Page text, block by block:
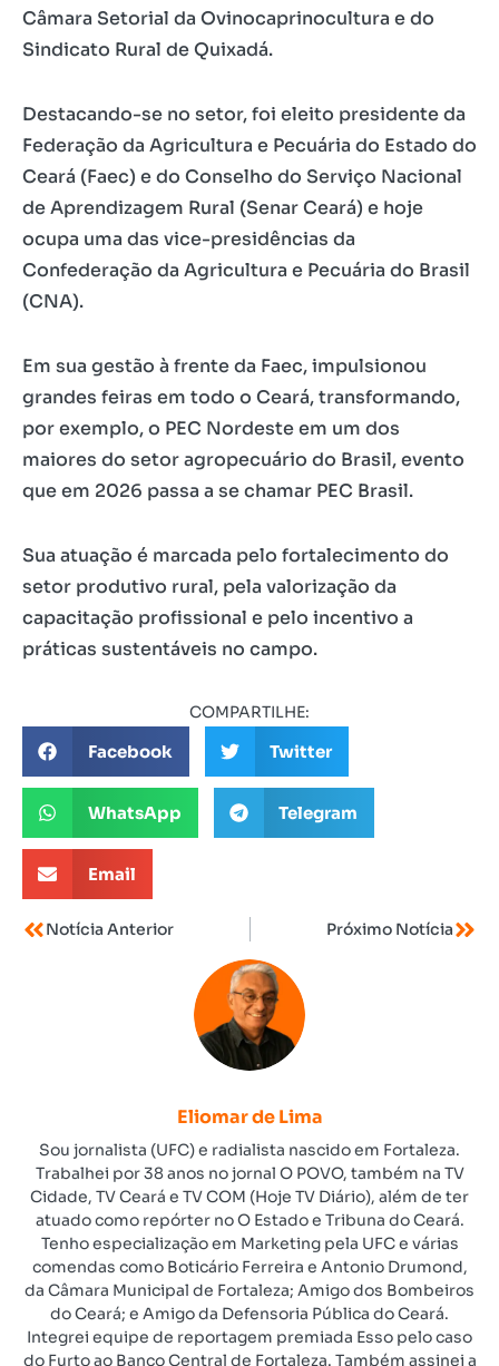
Câmara Setorial da Ovinocaprinocultura e do
Sindicato Rural de Quixadá.
Destacando-se no setor, foi eleito presidente da
Federação da Agricultura e Pecuária do Estado do
Ceará (Faec) e do Conselho do Serviço Nacional
de Aprendizagem Rural (Senar Ceará) e hoje
ocupa uma das vice-presidências da
Confederação da Agricultura e Pecuária do Brasil
(CNA).
Em sua gestão à frente da Faec, impulsionou
grandes feiras em todo o Ceará, transformando,
por exemplo, o PEC Nordeste em um dos
maiores do setor agropecuário do Brasil, evento
que em 2026 passa a se chamar PEC Brasil.
Sua atuação é marcada pelo fortalecimento do
setor produtivo rural, pela valorização da
capacitação profissional e pelo incentivo a
práticas sustentáveis no campo.
COMPARTILHE:
Facebook Twitter
WhatsApp Telegram
Email
Notícia Anterior Próximo Notícia
Eliomar de Lima
Sou jornalista (UFC) e radialista nascido em Fortaleza.
Trabalhei por 38 anos no jornal O POVO, também na TV
Cidade, TV Ceará e TV COM (Hoje TV Diário), além de ter
atuado como repórter no O Estado e Tribuna do Ceará.
Tenho especialização em Marketing pela UFC e várias
comendas como Boticário Ferreira e Antonio Drumond,
da Câmara Municipal de Fortaleza; Amigo dos Bombeiros
do Ceará; e Amigo da Defensoria Pública do Ceará.
Integrei equipe de reportagem premiada Esso pelo caso
do Furto ao Banco Central de Fortaleza. Também assinei a